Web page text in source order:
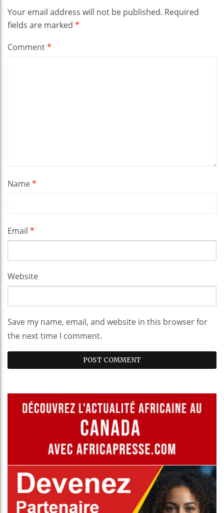
Your email address will not be published. Required
fields are marked *
Comment*
Name*
Email *
Website
Save my name, email, and website in this browser for
the next time I comment.